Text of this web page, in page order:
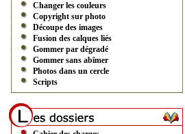
Changer les couleurs
Copyright sur photo
Découpe des images
Fusion des calques liés
Gommer par dégradé
Gommer sans abîmer
Photos dans un cercle
Scripts